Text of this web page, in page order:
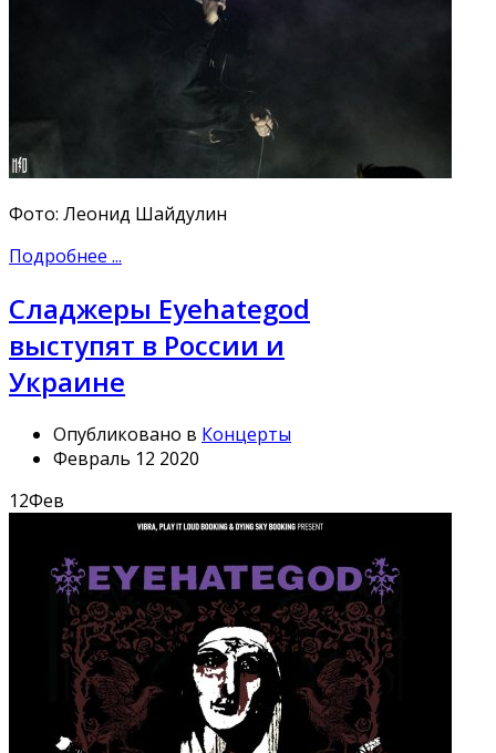
Фото: Леонид Шайдулин
Подробнее ...
Сладжеры Eyehategod
выступят в России и
Украине
Опубликовано в Концерты
Февраль 12 2020
12Фев